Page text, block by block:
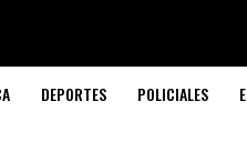
DEPORTES POLICIALES